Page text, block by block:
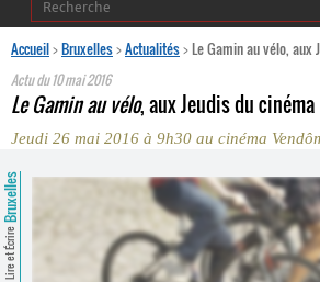
Accueil>Bruxelles>Actualités>Le Gamin au vélo, aux
Actu du10 mai 2016
Le Gamin au vélo, aux Jeudis du cinéma
Jeudi 26 mai 2016 à 9h30 au cinéma
Lire et Écrire
Bruxelles